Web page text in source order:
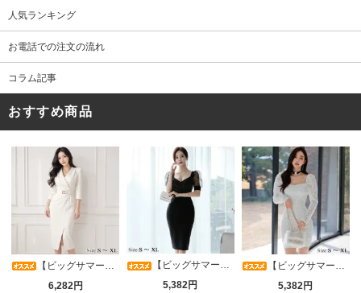
人気ランキング
お電話での注文の流れ
コラム記事
おすすめ商品
【ビッグサマーセール対象品】アシメカシュクール7分袖ワンピース(キャバドレス・CABARETDRESS)
6,282円
【ビッグサマーセール対象品】光沢シアースリーブが軽やかなカシュクールVネックドレープミディドレス(キャバドレス・CABARETDRESS)
5,382円
【ビッグサマーセール対象品】ラグジュアリーオーナメントレースパフスリーブワンピース(キャバドレス・CABARETDRESS)
5,382円